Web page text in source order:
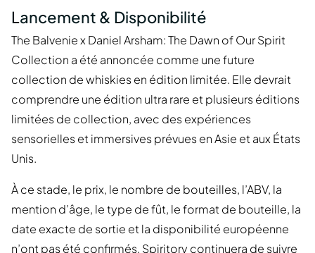
Lancement & Disponibilité
The Balvenie x Daniel Arsham: The Dawn of Our Spirit
Collection a été annoncée comme une future
collection de whiskies en édition limitée. Elle devrait
comprendre une édition ultra rare et plusieurs éditions
limitées de collection, avec des expériences
sensorielles et immersives prévues en Asie et aux États
Unis.
À ce stade, le prix, le nombre de bouteilles, l’ABV, la
mention d’âge, le type de fût, le format de bouteille, la
date exacte de sortie et la disponibilité européenne
n’ont pas été confirmés. Spiritory continuera de suivre